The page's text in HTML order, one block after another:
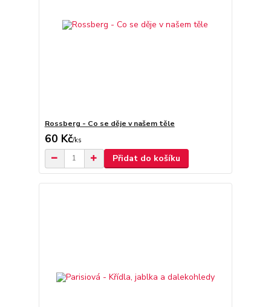
Rossberg - Co se děje v našem těle
60 Kč/ks
Přidat do košíku